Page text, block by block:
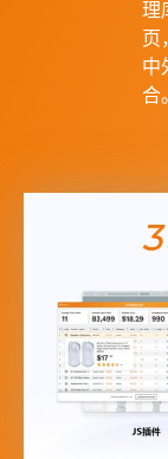
理
页
中
合。